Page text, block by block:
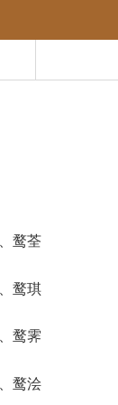
鹜荃
鹜琪
鹜霁
鹜浍